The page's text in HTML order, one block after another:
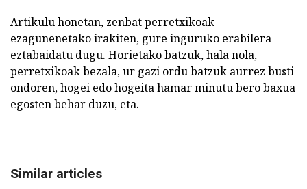
Artikulu honetan, zenbat perretxikoak
ezagunenetako irakiten, gure inguruko erabilera
eztabaidatu dugu. Horietako batzuk, hala nola,
perretxikoak bezala, ur gazi ordu batzuk aurrez busti
ondoren, hogei edo hogeita hamar minutu bero baxua
egosten behar duzu, eta.
Similar articles